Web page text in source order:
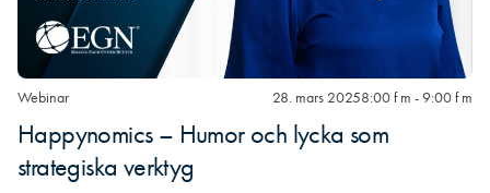
Webinar 28. mars 20258:00 f m - 9:00 f m
Happynomics – Humor och lycka som
strategiska verktyg